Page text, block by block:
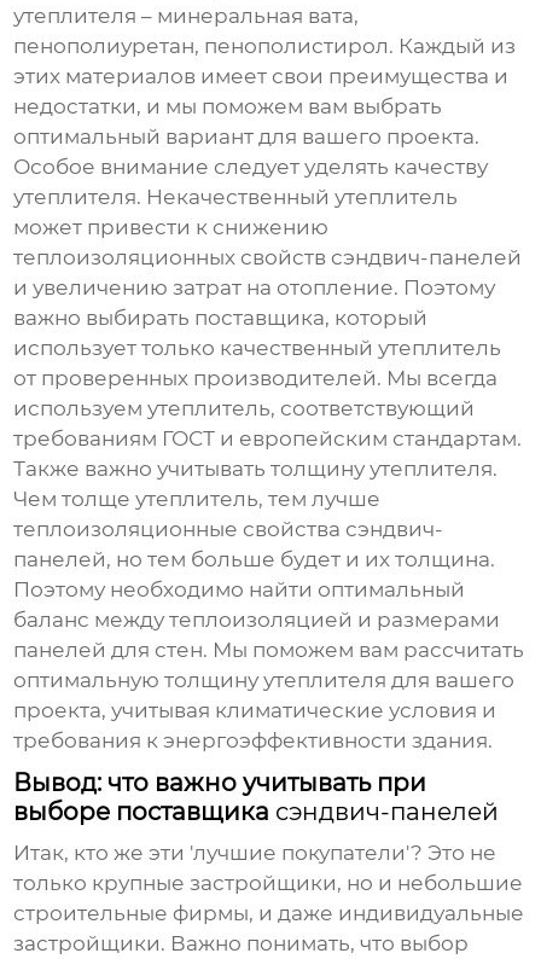
утеплителя – минеральная вата,
пенополиуретан, пенополистирол. Каждый из
этих материалов имеет свои преимущества и
недостатки, и мы поможем вам выбрать
оптимальный вариант для вашего проекта.
Особое внимание следует уделять качеству
утеплителя. Некачественный утеплитель
может привести к снижению
теплоизоляционных свойств сэндвич-панелей
и увеличению затрат на отопление. Поэтому
важно выбирать поставщика, который
использует только качественный утеплитель
от проверенных производителей. Мы всегда
используем утеплитель, соответствующий
требованиям ГОСТ и европейским стандартам.
Также важно учитывать толщину утеплителя.
Чем толще утеплитель, тем лучше
теплоизоляционные свойства сэндвич-
панелей, но тем больше будет и их толщина.
Поэтому необходимо найти оптимальный
баланс между теплоизоляцией и размерами
панелей для стен. Мы поможем вам рассчитать
оптимальную толщину утеплителя для вашего
проекта, учитывая климатические условия и
требования к энергоэффективности здания.
Вывод: что важно учитывать при
выборе поставщика сэндвич-панелей
Итак, кто же эти 'лучшие покупатели'? Это не
только крупные застройщики, но и небольшие
строительные фирмы, и даже индивидуальные
застройщики. Важно понимать, что выбор